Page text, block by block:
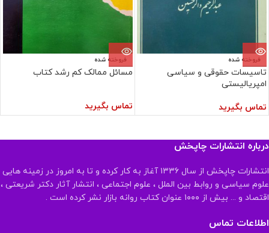
فروخته شده
تاسیسات حقوقی و سیاسی
امپریالیستی
تماس بگیرید
فروخته شده
مسائل ممالک کم رشد کتاب
تماس بگیرید
درباره انتشارات چاپخش
انتشارات چاپخش از سال ۱۳۳۶ آغاز به کار کرده و تا به امروز در زمینه هایی
علوم سیاسی و روابط بین الملل ، علوم اجتماعی ، انتشار آثار دکتر شریعتی ،
اقتصاد و ... بیش از ۱۰۰۰ عنوان کتاب روانه بازار نشر کرده است .
اطلاعات تماس